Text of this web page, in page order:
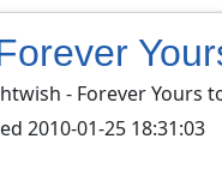
- Forever Yours
2010-01-25 18:31:03